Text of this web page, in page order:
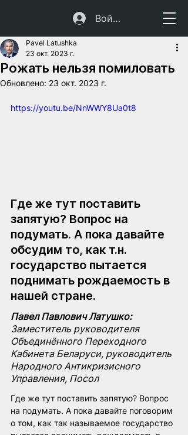
Войти
Рожать нельзя помиловать
Pavel Latushka
23 окт. 2023 г.
Обновлено: 23 окт. 2023 г.
https://youtu.be/NnWWY8Ua0t8
Где же тут поставить
запятую? Вопрос на
подумать. А пока давайте
обсудим то, как т.н.
государство пытается
поднимать рождаемость в
нашей стране.
Павел Павлович Латушко:
Заместитель руководителя
Объединённого Переходного
Кабинета Беларуси, руководитель
Народного Антикризисного
Управления, Посол
Где же тут поставить запятую? Вопрос
на подумать. А пока давайте поговорим
о том, как так называемое государство